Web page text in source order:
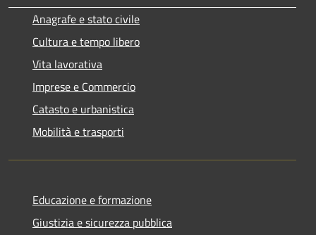
Anagrafe e stato civile
Cultura e tempo libero
Vita lavorativa
Imprese e Commercio
Catasto e urbanistica
Mobilità e trasporti
Educazione e formazione
Giustizia e sicurezza pubblica